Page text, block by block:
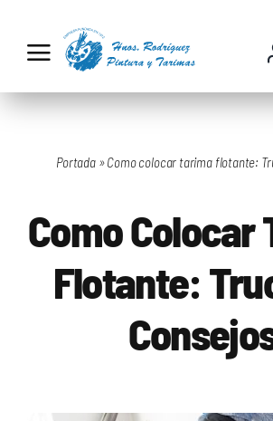
contenido
Portada»Como colocar tarima flotante:
Como Colocar
Flotante: